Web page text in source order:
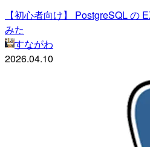
【初心者向け】 PostgreSQL の
みた
すながわ
2026.04.10